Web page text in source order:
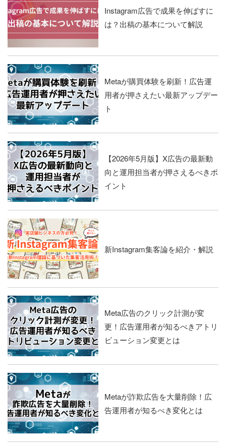
Instagram広告で成果を伸ばすに
は？出稿の基本について解説
Metaが購買体験を刷新！広告運
用者が押さえたい最新アップデー
ト
【2026年5月版】X広告の最新動
向と運用担当者が押さえるべきポ
イント
新Instagram集客論を紹介・解説
Meta広告のクリック計測が変
更！広告運用者が知るべきアトリ
ビューション変更とは
Metaが詐欺広告を大量削除！広
告運用者が知るべき変化とは